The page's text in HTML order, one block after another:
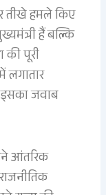
तीखे हमले किए
हैं बल्कि
की पूरी
लगातार
जवाब
आंतरिक